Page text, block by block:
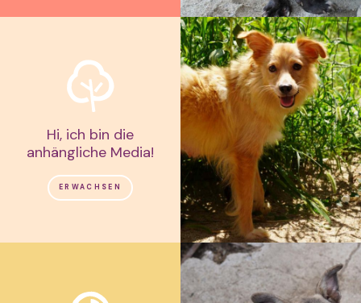
Hi, ich bin die
anhängliche Media!
ERWACHSEN